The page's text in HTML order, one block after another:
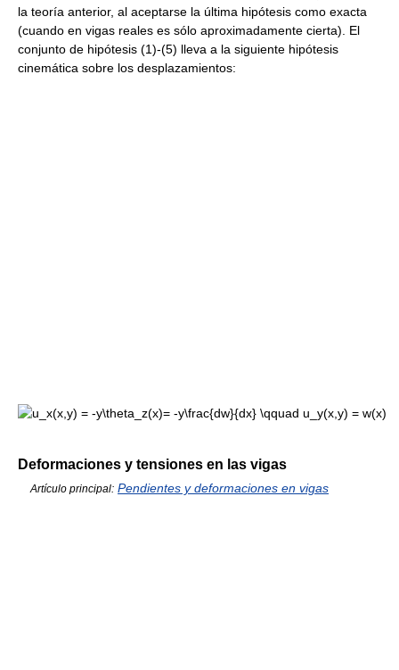
la teoría anterior, al aceptarse la última hipótesis como exacta
(cuando en vigas reales es sólo aproximadamente cierta). El
conjunto de hipótesis (1)-(5) lleva a la siguiente hipótesis
cinemática sobre los desplazamientos:
Deformaciones y tensiones en las vigas
Artículo principal: Pendientes y deformaciones en vigas